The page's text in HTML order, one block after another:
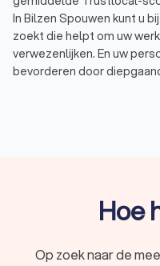
In Bilzen Spouwen kunt u
zoekt die helpt om uw
verwezenlijken. En uw
bevorderen door
helpt u het leven te
behoeften en
Hoe
Op zoek naar de